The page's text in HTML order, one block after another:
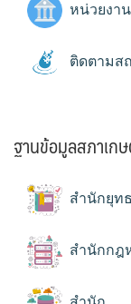
หน่วยงา
ติดตามส
ฐานข้อมูลสภาเก
สำนักยุท
สำนักกฎ